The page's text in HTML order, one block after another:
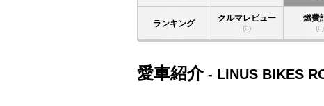
ランキング
クルマレビュー
(0)
燃費
(0)
愛車紹介- LINUS BIKES